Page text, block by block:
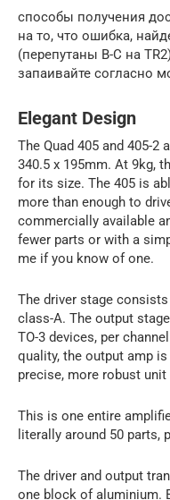
способы получения
на то, что ошибка,
(перепутаны В-С на
запаивайте согласно
Elegant Design
The Quad 405 and 405-2
340.5 x 195mm. At 9kg,
for its size. The 405 is
more than enough to
commercially available
fewer parts or with a
me if you know of one.
The driver stage
class-A. The output
TO-3 devices, per
quality, the output amp is
precise, more robust
This is one entire
literally around 50 parts,
The driver and output
one block of aluminium.